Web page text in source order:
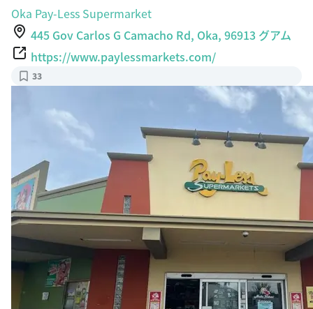
Oka Pay-Less Supermarket
445 Gov Carlos G Camacho Rd, Oka, 96913 グアム
https://www.paylessmarkets.com/
33